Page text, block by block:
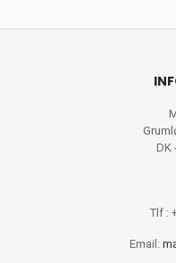
DK
Tlf :
Email: